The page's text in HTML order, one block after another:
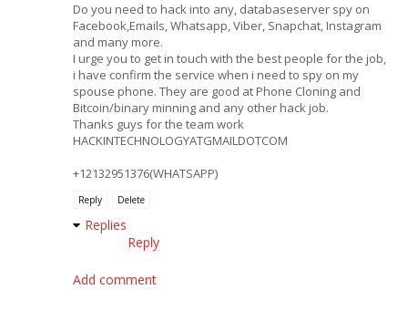
Do you need to hack into any, databaseserver spy on
Facebook,Emails, Whatsapp, Viber, Snapchat, Instagram
and many more.
I urge you to get in touch with the best people for the job,
i have confirm the service when i need to spy on my
spouse phone. They are good at Phone Cloning and
Bitcoin/binary minning and any other hack job.
Thanks guys for the team work
HACKINTECHNOLOGYATGMAILDOTCOM
+12132951376(WHATSAPP)
Reply Delete
Replies
Reply
Add comment